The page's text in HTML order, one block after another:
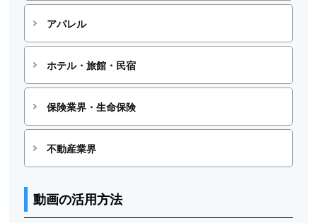
アパレル
ホテル・旅館・民宿
保険業界・生命保険
不動産業界
動画の活用方法